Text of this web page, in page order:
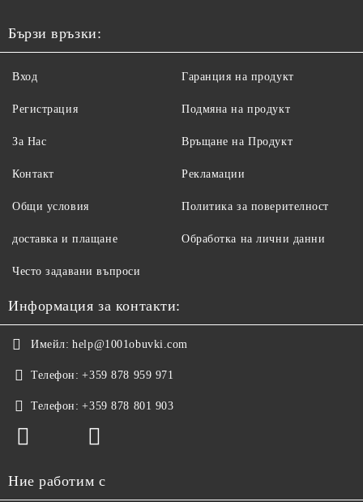
Бързи връзки:
Вход
Регистрация
За Нас
Контакт
Общи условия
доставка и плащане
Гаранция на продукт
Подмяна на продукт
Връщане на Продукт
Рекламации
Политика за поверителност
Обработка на лични данни
Често задавани въпроси
Информация за контакти:
Имейл: help@1001obuvki.com
Телефон: +359 878 959 971
Телефон: +359 878 801 903
Ние работим с